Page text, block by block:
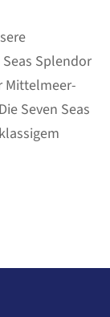
Splendor
Mittelmeer-
Seven Seas